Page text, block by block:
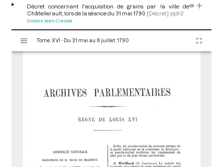
Décret concernant l'acquisition de grains par la ville de
Châtellerault, lors de la séance du 31 mai 1790 [Décret] pp.1-2
Dubois Jean-Claude
s
Tome XVI - Du 31 mai au 8 juillet 1790